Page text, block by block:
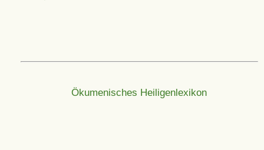
Ökumenisches Heiligenlexikon